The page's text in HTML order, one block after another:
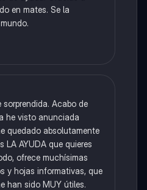
en mates. Se la
sorprendida. Acabo de
he visto anunciada
quedado absolutamente
LA AYUDA que quieres
ofrece muchísimas
y hojas informativas, que
han sido MUY útiles.